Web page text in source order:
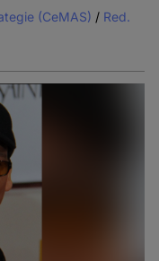
(CeMAS) / Red.